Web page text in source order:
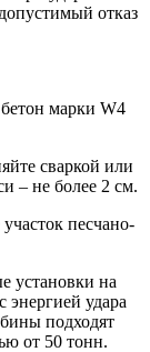
отказ
марки W4
сваркой или
– не более 2 см.
песчано-
установки на
энергией удара
подходят
от 50 тонн.